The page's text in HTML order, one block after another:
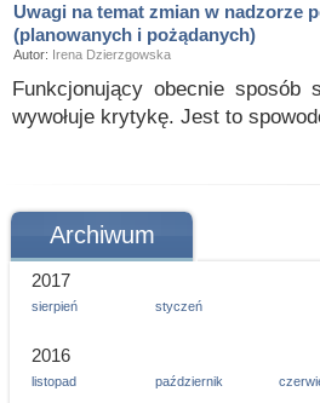
Uwagi na temat zmian w nadzorze
(planowanych i pożądanych)
Autor: Irena Dzierzgowska
Funkcjonujący obecnie sposób
wywołuje krytykę. Jest to
Archiwum
2017
sierpień styczeń
2016
listopad październik